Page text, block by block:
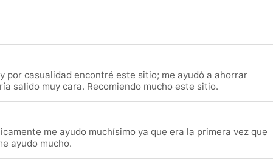
por casualidad encontré este sitio; me ayudó a ahorrar
salido muy cara. Recomiendo mucho este sitio.
me ayudo muchísimo ya que era la primera vez que
ayudo mucho.